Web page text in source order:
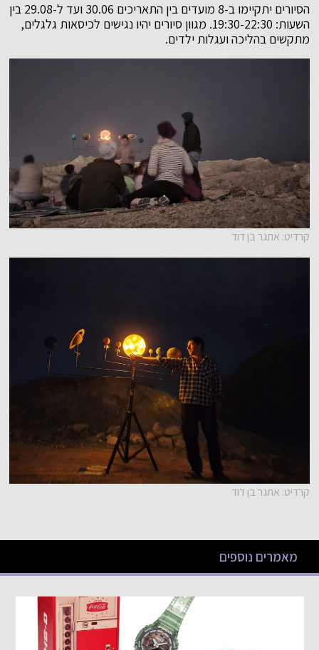
הסיורים יתקיימו ב-8 מועדים בין התאריכים 30.06 ועד ל-29.08 בין
השעות: 19:30-22:30. מגוון סיורים יהיו נגישים לכיסאות גלגלים,
מתקשים בהליכה ועגלות ילדים.
קרדיט: אתגר בן דוד
קרדיט: אתגר בן דוד
מאמרים נוספים